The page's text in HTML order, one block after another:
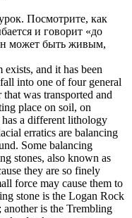
Посмотрите, как
и говорит «до
может быть живым,
and it has been
into one of four general
was transported and
place on soil, on
a different lithology
erratics are balancing
Some balancing
stones, also known as
they are so finely
force may cause them to
stone is the Logan Rock
is the Trembling